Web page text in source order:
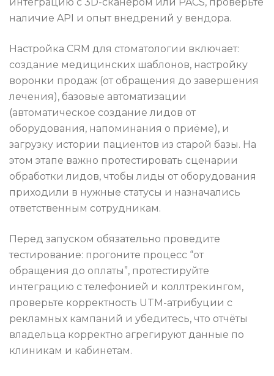
наличие API и опыт внедрений у вендора.
Настройка CRM для стоматологии включает:
создание медицинских шаблонов, настройку
воронки продаж (от обращения до завершения
лечения), базовые автоматизации
(автоматическое создание лидов от
оборудования, напоминания о приёме), и
загрузку истории пациентов из старой базы. На
этом этапе важно протестировать сценарии
обработки лидов, чтобы лиды от оборудования
приходили в нужные статусы и назначались
ответственным сотрудникам.
Перед запуском обязательно проведите
тестирование: прогоните процесс “от
обращения до оплаты”, протестируйте
интеграцию с телефонией и коллтрекингом,
проверьте корректность UTM-атрибуции с
рекламных кампаний и убедитесь, что отчёты
владельца корректно агрегируют данные по
клиникам и кабинетам.